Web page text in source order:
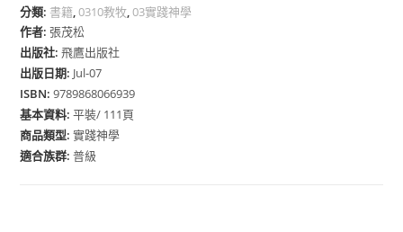
數
量
分類: 書籍,0310教牧,03實踐神學
作者:張茂松
出版社:飛鷹出版社
出版日期: Jul-07
ISBN:9789868066939
基本資料:平裝/ 111頁
商品類型:實踐神學
適合族群:普級